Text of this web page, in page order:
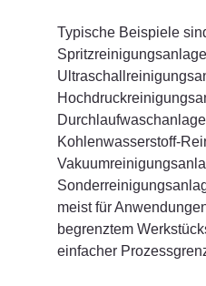
Typische Beispiele
Kohlenwasserstoff-
meist für
begrenztem
einfacher